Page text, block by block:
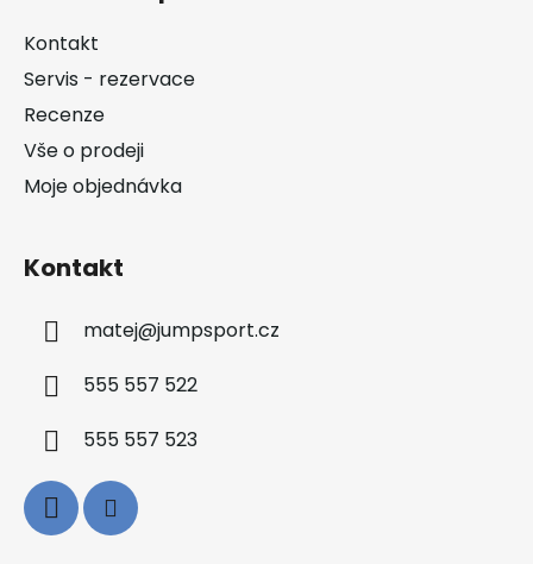
Kontakt
Servis - rezervace
Recenze
Vše o prodeji
Moje objednávka
Kontakt
matej@jumpsport.cz
555 557 522
555 557 523